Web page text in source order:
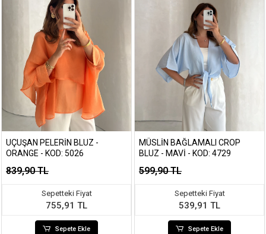
UÇUŞAN PELERIN BLUZ -
ORANGE - KOD: 5026
839,90 TL
Sepetteki Fiyat
755,91 TL
Sepete Ekle
MÜSLIN BAĞLAMALI CROP
BLUZ - MAVI - KOD: 4729
599,90 TL
Sepetteki Fiyat
539,91 TL
Sepete Ekle